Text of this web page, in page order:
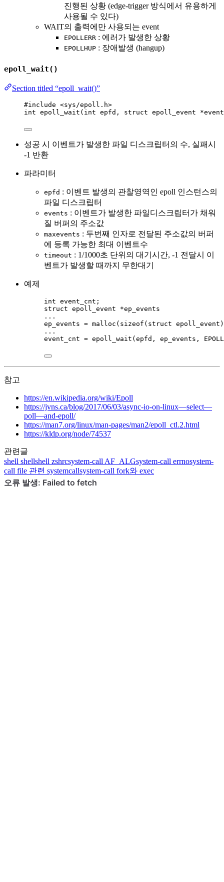
진행된 상황 (edge-trigger 방식에서 유용하게
사용될 수 있다)
WAIT의 출력에만 사용되는 event
EPOLLERR : 에러가 발생한 상황
EPOLLHUP : 장애발생 (hangup)
epoll_wait()
Section titled “epoll_wait()”
#include <sys/epoll.h>
int epoll_wait ( int epfd , struct epoll_event *event
성공 시 이벤트가 발생한 파일 디스크립터의 수, 실패시
-1 반환
파라미터
epfd : 이벤트 발생의 관찰영역인 epoll 인스턴스의
파일 디스크립터
events : 이벤트가 발생한 파일디스크립터가 채워
질 버퍼의 주소값
maxevents : 두번째 인자로 전달된 주소값의 버퍼
에 등록 가능한 최대 이벤트수
timeout : 1/1000초 단위의 대기시간, -1 전달시 이
벤트가 발생할 때까지 무한대기
예제
int event_cnt;
struct epoll_event *ep_events
...
ep_events = malloc ( sizeof ( struct
...
event_cnt = epoll_wait (epfd, ep_events,
참고
https://en.wikipedia.org/wiki/Epoll
https://jvns.ca/blog/2017/06/03/async-io-on-linux—select—
poll—and-epoll/
https://man7.org/linux/man-pages/man2/epoll_ctl.2.html
https://kldp.org/node/74537
관련글
shell shellshell zshrcsystem-call AF_ALGsystem-call errnosystem-
call file 관련 systemcallsystem-call fork와 exec